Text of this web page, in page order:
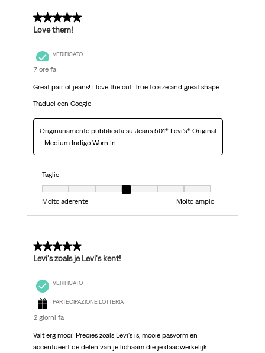
5 su 5 stelle.
Love them!
VERIFICATO
7 ore fa
Great pair of jeans! I love the cut. True to size and great shape.
Traduci con Google
Originariamente pubblicata su Jeans 501® Levi's® Original
- Medium Indigo Worn In
Taglio
Taglio, 4 su 7, dove 1 è uguale a Molto aderente e 7 è uguale a Molto
Molto aderente
Molto ampio
5 su 5 stelle.
Levi's zoals je Levi's kent!
VERIFICATO
PARTECIPAZIONE LOTTERIA
2 giorni fa
Valt erg mooi! Precies zoals Levi's is, mooie pasvorm en
accentueert de delen van je lichaam die je daadwerkelijk